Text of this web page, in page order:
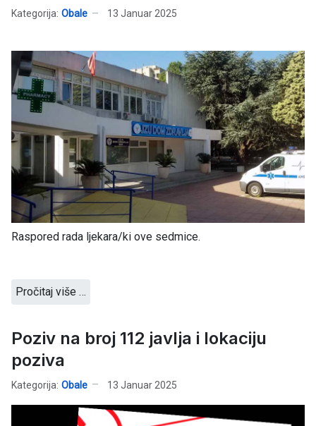
Kategorija: Obale 13 Januar 2025
Raspored rada ljekara/ki ove sedmice.
Pročitaj više …
Poziv na broj 112 javlja i lokaciju
poziva
Kategorija: Obale 13 Januar 2025